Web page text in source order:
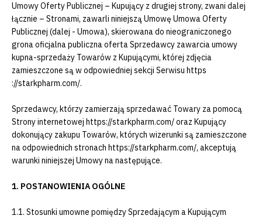
Umowy Oferty Publicznej – Kupujący z drugiej strony, zwani dalej
łącznie – Stronami, zawarli niniejszą Umowę Umowa Oferty
Publicznej (dalej - Umowa), skierowana do nieograniczonego
grona oficjalna publiczna oferta Sprzedawcy zawarcia umowy
kupna-sprzedaży Towarów z Kupującymi, której zdjęcia
zamieszczone są w odpowiedniej sekcji Serwisu https
://starkpharm.com/.
Sprzedawcy, którzy zamierzają sprzedawać Towary za pomocą
Strony internetowej https://starkpharm.com/ oraz Kupujący
dokonujący zakupu Towarów, których wizerunki są zamieszczone
na odpowiednich stronach https://starkpharm.com/, akceptują
warunki niniejszej Umowy na następujące.
1. POSTANOWIENIA OGÓLNE
1.1. Stosunki umowne pomiędzy Sprzedającym a Kupującym